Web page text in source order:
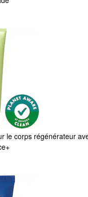
le corps régénérateur